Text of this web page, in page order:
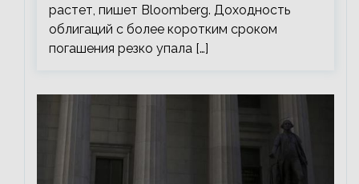
растет, пишет Bloomberg. Доходность
облигаций с более коротким сроком
погашения резко упала […]